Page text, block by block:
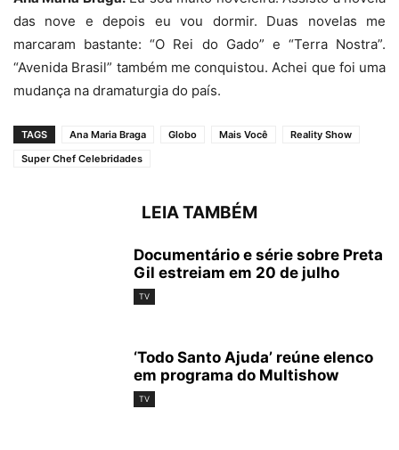
das nove e depois eu vou dormir. Duas novelas me
marcaram bastante: “O Rei do Gado” e “Terra Nostra”.
“Avenida Brasil” também me conquistou. Achei que foi uma
mudança na dramaturgia do país.
TAGS Ana Maria Braga Globo Mais Você
Reality Show
Super Chef Celebridades
LEIA TAMBÉM
Documentário e série sobre Preta
Gil estreiam em 20 de julho
TV
‘Todo Santo Ajuda’ reúne elenco
em programa do Multishow
TV